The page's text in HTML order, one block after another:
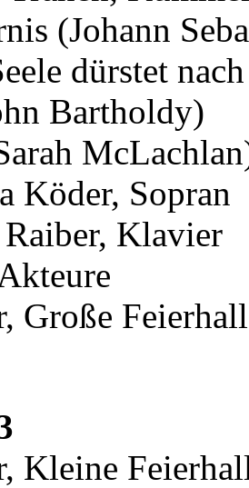
(Johann
dürstet
Bartholdy)
Sopran
Klavier
Große
Kleine